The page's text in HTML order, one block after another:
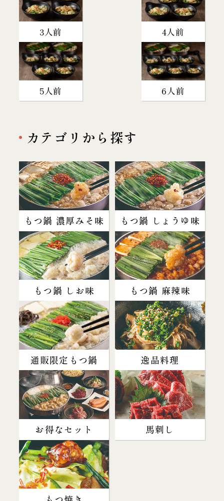
3人前 4人前
5人前 6人前
カテゴリから探す
もつ鍋 濃厚みそ味 もつ鍋 しょうゆ味
もつ鍋 しお味 もつ鍋 麻辣味
通販限定もつ鍋 逸品料理
お得なセット 馬刺し